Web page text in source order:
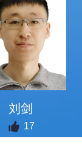
刘剑
17